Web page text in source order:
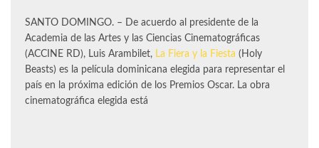
SANTO DOMINGO. – De acuerdo al presidente de la
Academia de las Artes y las Ciencias Cinematográficas
(ACCINE RD), Luis Arambilet, La Fiera y la Fiesta (Holy
Beasts) es la película dominicana elegida para representar el
país en la próxima edición de los Premios Oscar. La obra
cinematográfica elegida está